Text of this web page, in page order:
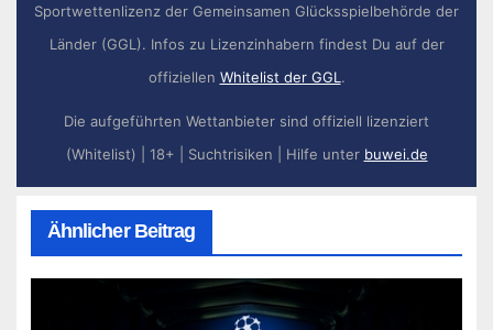
Sportwettenlizenz der Gemeinsamen Glücksspielbehörde der
Länder (GGL). Infos zu Lizenzinhabern findest Du auf der
offiziellen Whitelist der GGL .
Die aufgeführten Wettanbieter sind offiziell lizenziert
(Whitelist) | 18+ | Suchtrisiken | Hilfe unter buwei.de
Ähnlicher Beitrag